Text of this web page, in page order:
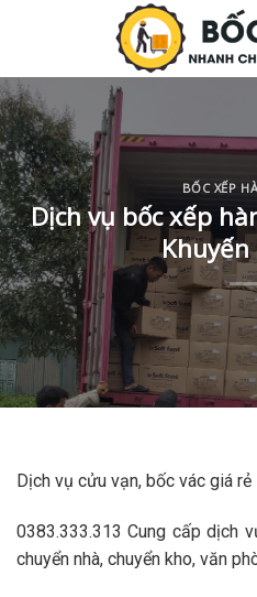
BỐC XẾP
Dịch vụ bốc xếp
Dịch vụ cửu vạn, bốc vác giá rẻ
0383.333.313 Cung cấp dịch
chuyển nhà, chuyển kho, văn